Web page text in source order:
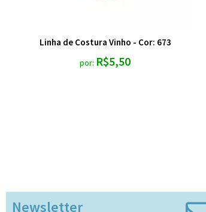
Newsletter
Linha de Costura Vinho - Cor: 673
por: R$5,50